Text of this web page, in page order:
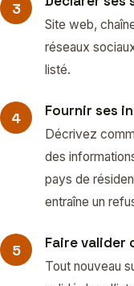
Site web,
réseaux
listé.
Fournir ses
Décrivez
des
pays de
entraîne un
Faire valider
Tout nouveau